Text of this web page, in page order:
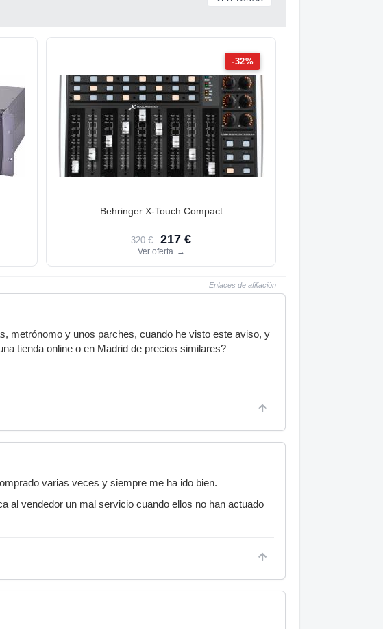
-32%
Behringer X-Touch Compact
320 € 217 €
Ver oferta →
Enlaces de afiliación
metrónomo y unos parches, cuando he visto este aviso, y
tienda online o en Madrid de precios similares?
varias veces y siempre me ha ido bien.
al vendedor un mal servicio cuando ellos no han actuado